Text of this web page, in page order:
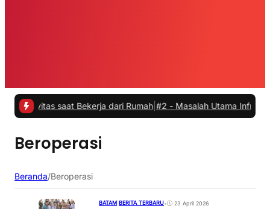
saat Bekerja dari Rumah| #2 -Masalah Utama Infrastruktur
Beroperasi
Beranda/Beroperasi
BATAM BERITA TERBARU• 23 April 2026